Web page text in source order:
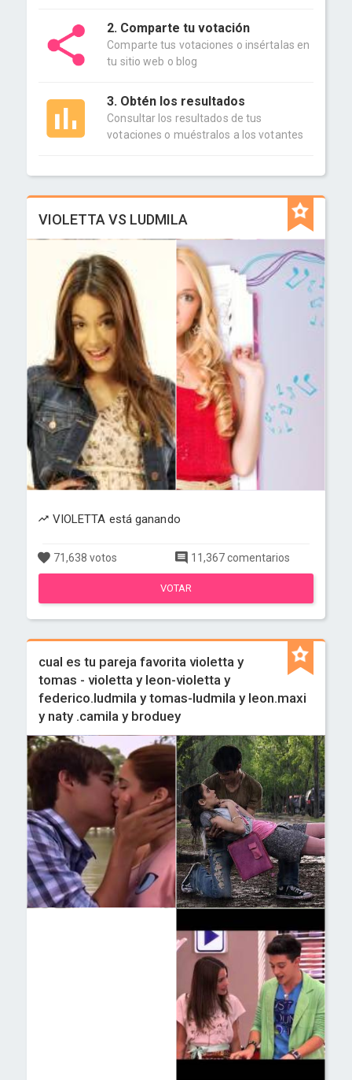
2. Comparte tu votación
Comparte tus votaciones o insértalas en
tu sitio web o blog
3. Obtén los resultados
Consultar los resultados de tus
votaciones o muéstralos a los votantes
VIOLETTA VS LUDMILA
VIOLETTA está ganando
71,638 votos 11,367 comentarios
VOTAR
cual es tu pareja favorita violetta y
tomas - violetta y leon-violetta y
federico.ludmila y tomas-ludmila y leon.maxi
y naty .camila y broduey